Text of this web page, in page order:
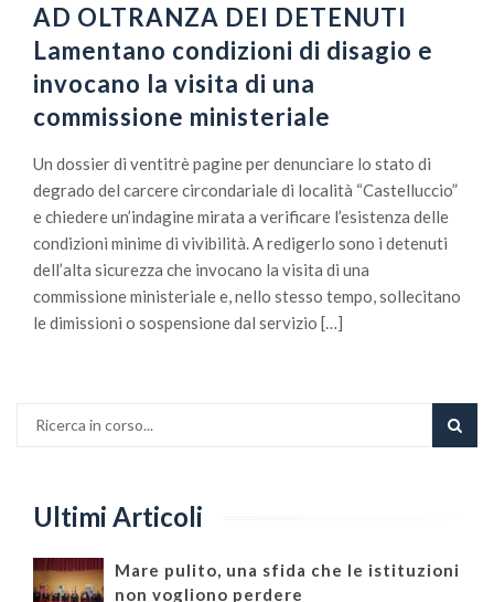
AD OLTRANZA DEI DETENUTI
Lamentano condizioni di disagio e
invocano la visita di una
commissione ministeriale
Un dossier di ventitrè pagine per denunciare lo stato di
degrado del carcere circondariale di località “Castelluccio”
e chiedere un’indagine mirata a verificare l’esistenza delle
condizioni minime di vivibilità. A redigerlo sono i detenuti
dell’alta sicurezza che invocano la visita di una
commissione ministeriale e, nello stesso tempo, sollecitano
le dimissioni o sospensione dal servizio […]
Ultimi Articoli
Mare pulito, una sfida che le istituzioni
non vogliono perdere